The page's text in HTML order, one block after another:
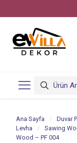
Ana Sayfa / Duvar
Levha
/ Sawing
Wood – PF 004